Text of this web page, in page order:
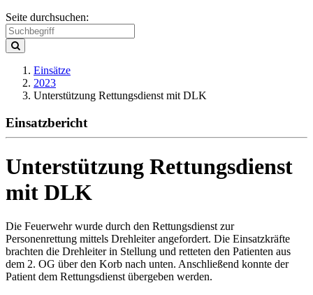
Seite durchsuchen:
Einsätze
2023
Unterstützung Rettungsdienst mit DLK
Einsatzbericht
Unterstützung Rettungsdienst
mit DLK
Die Feuerwehr wurde durch den Rettungsdienst zur
Personenrettung mittels Drehleiter angefordert. Die Einsatzkräfte
brachten die Drehleiter in Stellung und retteten den Patienten aus
dem 2. OG über den Korb nach unten. Anschließend konnte der
Patient dem Rettungsdienst übergeben werden.